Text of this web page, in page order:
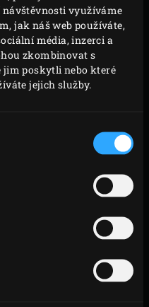
využíváme
jak náš web používáte,
média, inzerci a
zkombinovat s
poskytli nebo které
jejich služby.
apánevpoložte na
Zavřete víko
péct asi 30 minut.
solí a pepřem podle
a grilujte další 2 x 2
zavřete víko Big Green
Zavřete víko kamada a
litinového hrnce